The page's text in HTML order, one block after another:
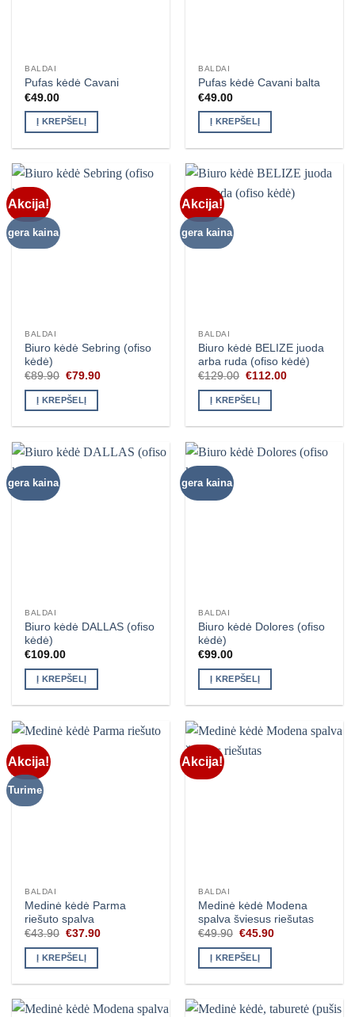
BALDAI
Pufas kėdė Cavani
€49.00
Į KREPŠELĮ
BALDAI
Pufas kėdė Cavani balta
€49.00
Į KREPŠELĮ
Akcija!
gera kaina
BALDAI
Biuro kėdė Sebring (ofiso
kėdė)
€89.90 Original
was:
€89.90.
€79.90Current
Į KREPŠELĮ
Akcija!
gera kaina
BALDAI
Biuro kėdė BELIZE juoda
arba ruda (ofiso kėdė)
€129.00 Original
was:
€129.00.
€112.00Current
Į KREPŠELĮ
gera kaina
BALDAI
Biuro kėdė DALLAS (ofiso
kėdė)
€109.00
Į KREPŠELĮ
gera kaina
BALDAI
Biuro kėdė Dolores (ofiso
kėdė)
€99.00
Į KREPŠELĮ
Akcija!
Turime
BALDAI
Medinė kėdė Parma
riešuto spalva
€43.90 Original
was:
€43.90.
€37.90Current
Į KREPŠELĮ
Akcija!
BALDAI
Medinė kėdė Modena
spalva šviesus riešutas
€49.90 Original
was:
€49.90.
€45.90Current
Į KREPŠELĮ